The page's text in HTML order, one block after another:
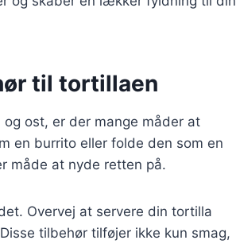
til tortillaen
ost, er der mange måder at
en burrito eller folde den som en
måde at nyde retten på.
Overvej at servere din tortilla
tilbehør tilføjer ikke kun smag,